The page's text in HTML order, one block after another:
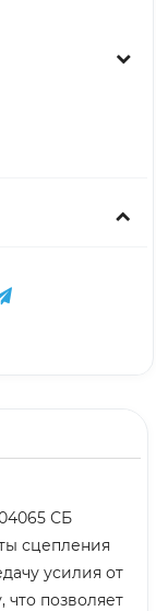
СБ
сцепления
усилия от
позволяет